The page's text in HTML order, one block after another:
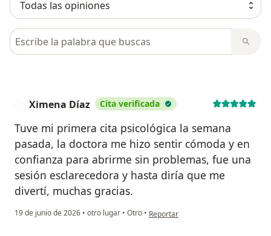
Busca en opiniones
Ximena Díaz Cita verificada
Tuve mi primera cita psicológica la semana
pasada, la doctora me hizo sentir cómoda y en
confianza para abrirme sin problemas, fue una
sesión esclarecedora y hasta diría que me
divertí, muchas gracias.
19 de junio de 2026 • otro lugar • Otro • en opinión del usuario Ximena Díaz
Reportar